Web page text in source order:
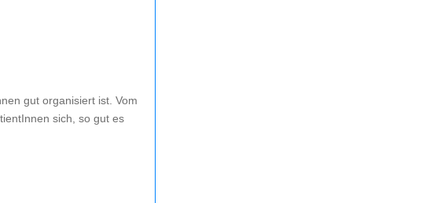
gut organisiert ist. Vom
sich, so gut es